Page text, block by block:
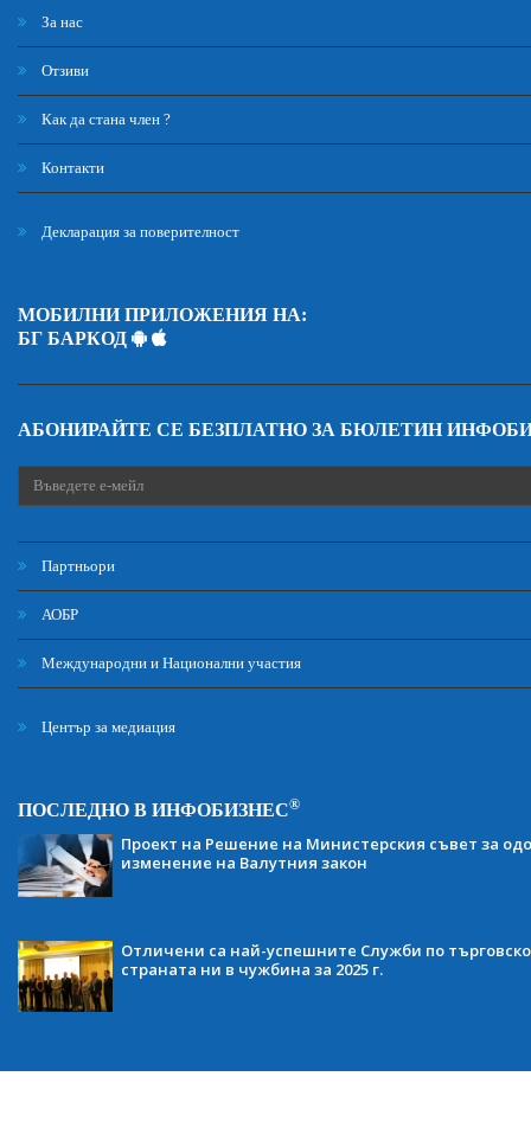
За нас
Отзиви
Как да стана член ?
Контакти
Декларация за поверителност
МОБИЛНИ ПРИЛОЖЕНИЯ НА:
БГ БАРКОД
АБОНИРАЙТЕ СЕ БЕЗПЛАТНО ЗА БЮЛЕТИН
Партньори
АОБР
Международни и Национални участия
Център за медиация
ПОСЛЕДНО В ИНФОБИЗНЕС®
Проект на Решение на Министерския съвет за
изменение на Валутния закон
Отличени са най-успешните Служби по
страната ни в чужбина за 2025 г.